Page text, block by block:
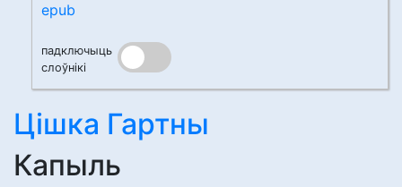
epub
падключыць
слоўнікі
Цішка Гартны
Капыль